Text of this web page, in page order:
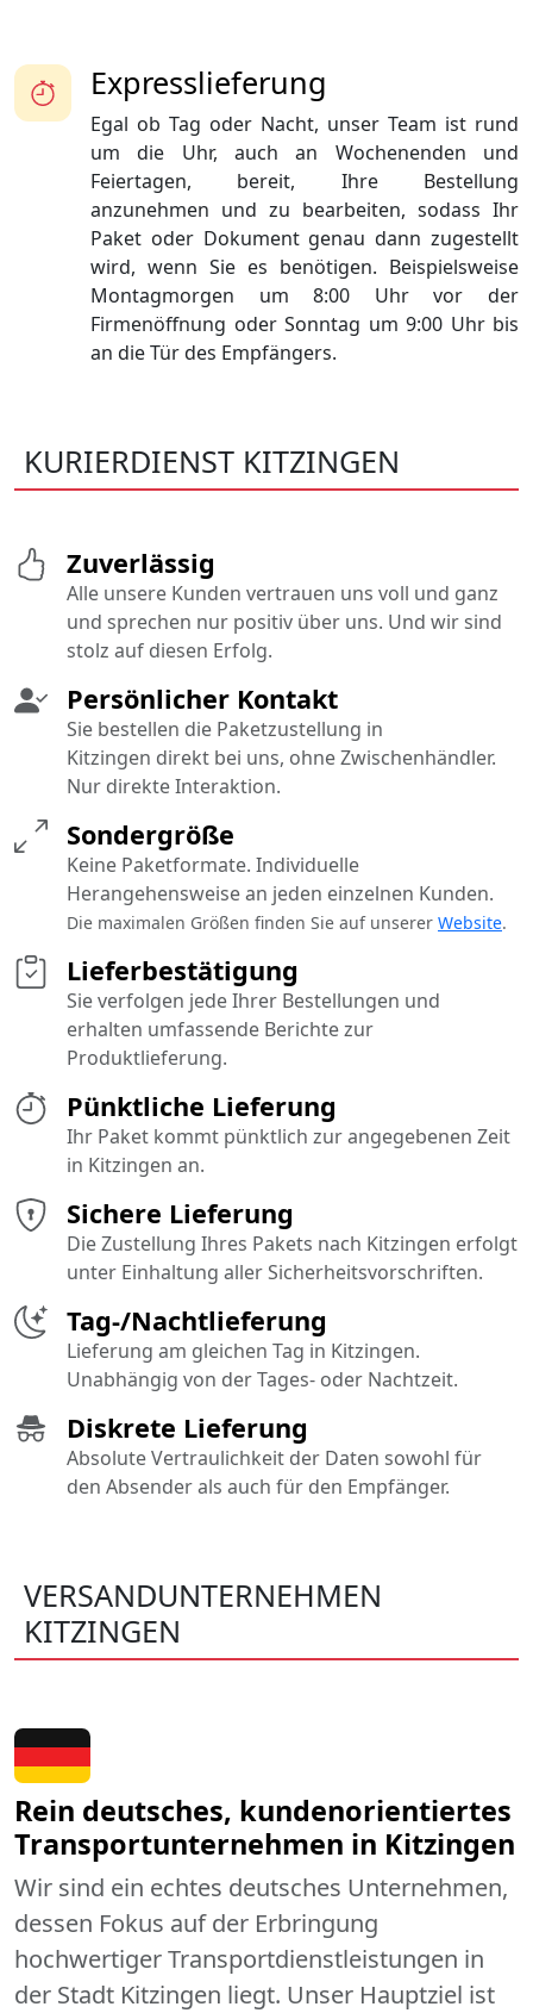
Expresslieferung
Egal ob Tag oder Nacht, unser Team ist rund
um die Uhr, auch an Wochenenden und
Feiertagen, bereit, Ihre Bestellung
anzunehmen und zu bearbeiten, sodass Ihr
Paket oder Dokument genau dann zugestellt
wird, wenn Sie es benötigen. Beispielsweise
Montagmorgen um 8:00 Uhr vor der
Firmenöffnung oder Sonntag um 9:00 Uhr bis
an die Tür des Empfängers.
KURIERDIENST KITZINGEN
Pünktliche Lieferung
Ihr Paket kommt pünktlich zur angegebenen Zeit
in Kitzingen an.
Sichere Lieferung
Die Zustellung Ihres Pakets nach Kitzingen erfolgt
unter Einhaltung aller Sicherheitsvorschriften.
Diskrete Lieferung
Absolute Vertraulichkeit der Daten sowohl für
den Absender als auch für den Empfänger.
Tag-/Nachtlieferung
Lieferung am gleichen Tag in Kitzingen.
Unabhängig von der Tages- oder Nachtzeit.
Persönlicher Kontakt
Sie bestellen die Paketzustellung in
Kitzingen direkt bei uns, ohne Zwischenhändler.
Nur direkte Interaktion.
Sondergröße
Keine Paketformate. Individuelle
Herangehensweise an jeden einzelnen Kunden.
Die maximalen Größen finden Sie auf unserer Website.
Lieferbestätigung
Sie verfolgen jede Ihrer Bestellungen und
erhalten umfassende Berichte zur
Produktlieferung.
Zuverlässig
Alle unsere Kunden vertrauen uns voll und ganz
und sprechen nur positiv über uns. Und wir sind
stolz auf diesen Erfolg.
VERSANDUNTERNEHMEN
KITZINGEN
Rein deutsches, kundenorientiertes
Transportunternehmen in Kitzingen
Wir sind ein echtes deutsches Unternehmen,
dessen Fokus auf der Erbringung
hochwertiger Transportdienstleistungen in
der Stadt Kitzingen liegt. Unser Hauptziel ist